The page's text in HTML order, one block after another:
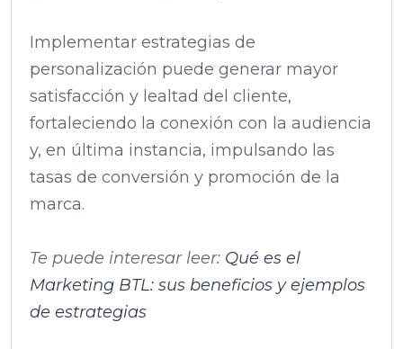
Implementar estrategias de
personalización puede generar mayor
satisfacción y lealtad del cliente,
fortaleciendo la conexión con la audiencia
y, en última instancia, impulsando las
tasas de conversión y promoción de la
marca.
Te puede interesar leer: Qué es el
Marketing BTL: sus beneficios y ejemplos
de estrategias